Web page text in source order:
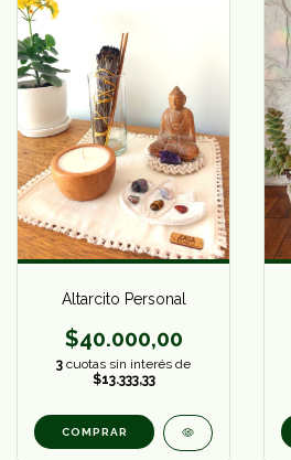
Altarcito Personal
$40.000,00
3 cuotas sin interés de
$13.333,33